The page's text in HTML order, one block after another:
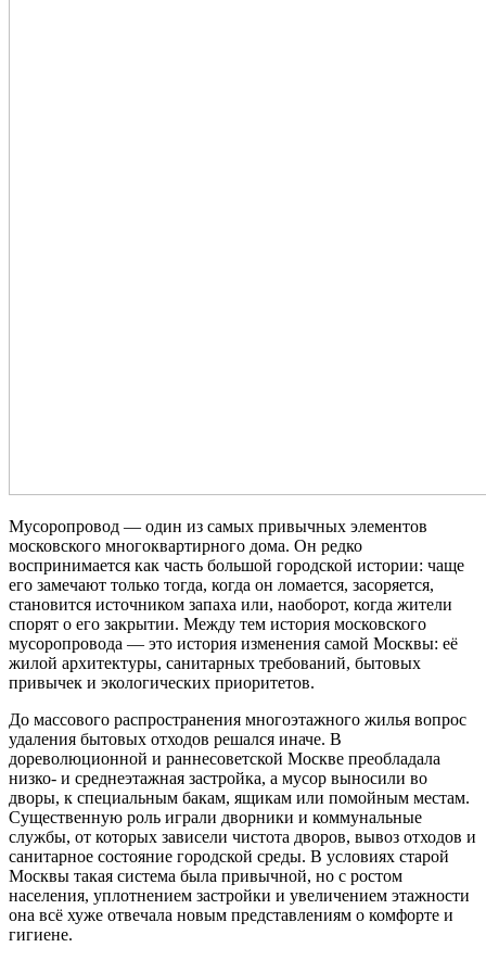
Мусоропровод — один из самых привычных элементов
московского многоквартирного дома. Он редко
воспринимается как часть большой городской истории: чаще
его замечают только тогда, когда он ломается, засоряется,
становится источником запаха или, наоборот, когда жители
спорят о его закрытии. Между тем история московского
мусоропровода — это история изменения самой Москвы: её
жилой архитектуры, санитарных требований, бытовых
привычек и экологических приоритетов.
До массового распространения многоэтажного жилья вопрос
удаления бытовых отходов решался иначе. В
дореволюционной и раннесоветской Москве преобладала
низко- и среднеэтажная застройка, а мусор выносили во
дворы, к специальным бакам, ящикам или помойным местам.
Существенную роль играли дворники и коммунальные
службы, от которых зависели чистота дворов, вывоз отходов и
санитарное состояние городской среды. В условиях старой
Москвы такая система была привычной, но с ростом
населения, уплотнением застройки и увеличением этажности
она всё хуже отвечала новым представлениям о комфорте и
гигиене.